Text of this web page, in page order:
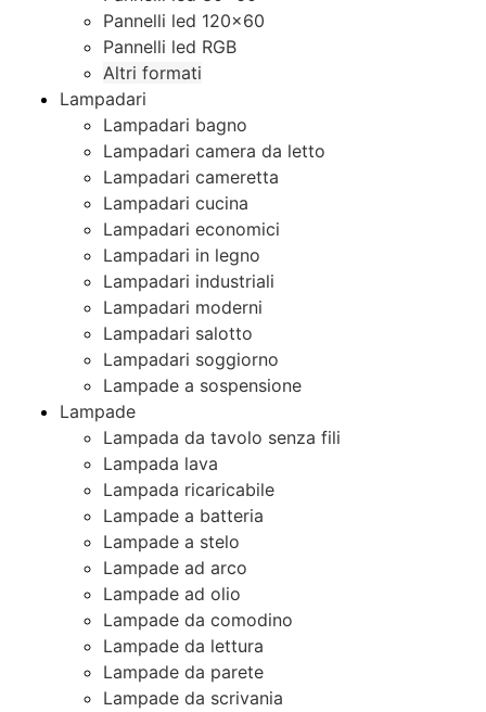
Pannelli led 120×60
Pannelli led RGB
Altri formati
Lampadari
Lampadari bagno
Lampadari camera da letto
Lampadari cameretta
Lampadari cucina
Lampadari economici
Lampadari in legno
Lampadari industriali
Lampadari moderni
Lampadari salotto
Lampadari soggiorno
Lampade a sospensione
Lampade
Lampada da tavolo senza fili
Lampada lava
Lampada ricaricabile
Lampade a batteria
Lampade a stelo
Lampade ad arco
Lampade ad olio
Lampade da comodino
Lampade da lettura
Lampade da parete
Lampade da scrivania